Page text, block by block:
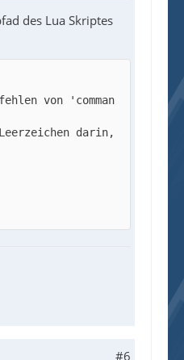
des Lua Skriptes
von 'comman
darin,
#6